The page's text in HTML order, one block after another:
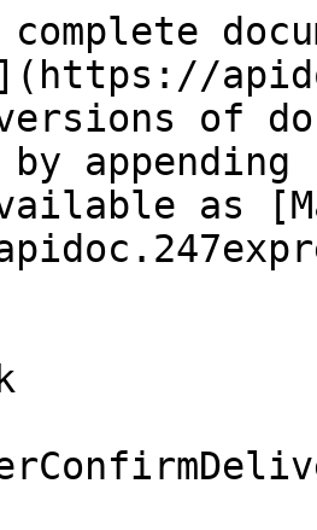
versions of
as